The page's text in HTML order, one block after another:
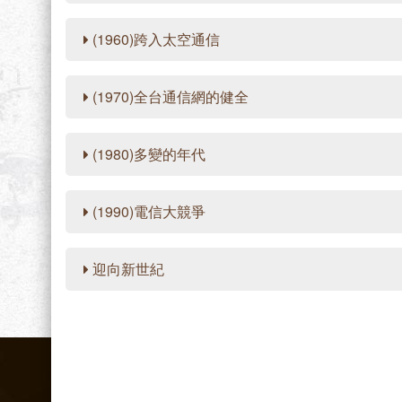
(1960)跨入太空通信
(1970)全台通信網的健全
(1980)多變的年代
(1990)電信大競爭
迎向新世紀